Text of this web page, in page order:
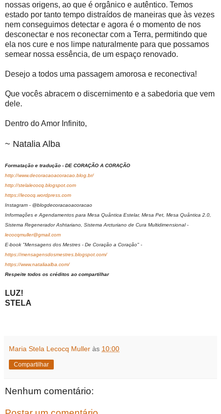
nossas origens, ao que é orgânico e autêntico. Temos
estado por tanto tempo distraídos de maneiras que às vezes
nem conseguimos detectar e agora é o momento de nos
desconectar e nos reconectar com a Terra, permitindo que
ela nos cure e nos limpe naturalmente para que possamos
semear nossa essência, de um espaço renovado.
Desejo a todos uma passagem amorosa e reconectiva!
Que vocês abracem o discernimento e a sabedoria que vem
dele.
Dentro do Amor Infinito,
~ Natalia Alba
Formatação e tradução - DE CORAÇÃO A CORAÇÃO
http://www.decoracaoacoracao.blog.br/
http://stelalecocq.blogspot.com
https://lecocq.wordpress.com
Instagram - @blogdecoracaoacoracao
Informações e Agendamentos para Mesa Quântica Estelar, Mesa Pet, Mesa Quântica 2.0,
Sistema Regenerador Ashtariano, Sistema Arcturiano de Cura Multidimensional -
lecocqmuller@gmail.com
E-book "Mensagens dos Mestres - De Coração a Coração" -
https://mensagensdosmestres.blogspot.com/
https://www.nataliaalba.com/
Respeite todos os créditos ao compartilhar
LUZ!
STELA
Maria Stela Lecocq Muller às 10:00
Compartilhar
Nenhum comentário: